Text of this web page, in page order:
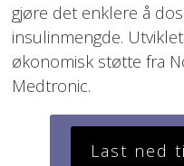
gjøre det enklere å
insulinmengde.
økonomisk støtte fra
Medtronic.
Last ned